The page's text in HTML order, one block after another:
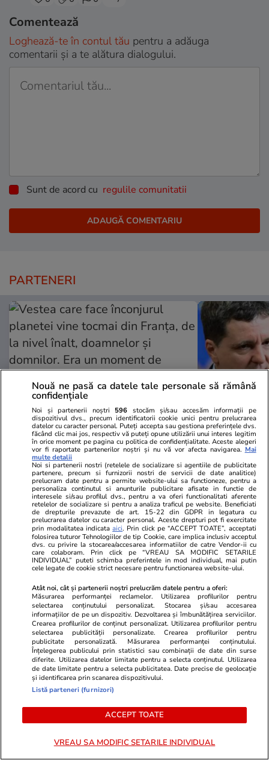
Comentează
Loghează-te în contul tău pentru a adăuga
comentarii și a te alătura dialogului.
Sunt de acord cu regulile comunitatii
PARTENERI
Viva.ro
Vestea care face înconjurul
planetei vine tocmai din Franța,
de la nivel înalt, doamnelor și
domnilor. Era un moment de
liniște în presa de scandal de la
Paris, dar acum ziarele ”fierb” pur
și simplu. După un scandal imens,
Brigitte Macron, Prima Doamnă a
Franței, a făcut anunțul bombă
Unica.ro
Ultima oră /
mesaj
incidentele
perioadă.
purtătoarea
Ministerului
făcut
timp
GSP
Nouă ne pasă ca datele tale personale să rămână
confidențiale
Noi și partenerii noștri 596 stocăm și/sau accesăm informații pe
dispozitivul dvs., precum identificatorii cookie unici pentru prelucrarea
datelor cu caracter personal. Puteți accepta sau gestiona preferințele dvs.
făcând clic mai jos, respectiv vă puteți opune utilizării unui interes legitim
în orice moment pe pagina cu politica de confidențialitate. Aceste alegeri
vor fi raportate partenerilor noștri și nu vă vor afecta navigarea. Mai
multe detalii
Noi si partenerii nostri (retelele de socializare si agentiile de publicitate
partenere, precum si furnizorii nostri de servicii de date analitice)
prelucram date pentru a permite website-ului sa functioneze, pentru a
personaliza continutul si anunturile publicitare afisate in functie de
interesele si/sau profilul dvs., pentru a va oferi functionalitati aferente
retelelor de socializare si pentru a analiza traficul pe website. Beneficiati
de drepturile prevazute de art. 15-22 din GDPR in legatura cu
prelucrarea datelor cu caracter personal. Aceste drepturi pot fi exercitate
prin modalitatea indicataaici. Prin click pe “ACCEPT TOATE”, acceptati
folosirea tuturor Tehnologiilor de tip Cookie, care implica inclusiv acceptul
dvs. cu privire la stocarea/accesarea informatiilor de catre Vendor-ii cu
care colaboram. Prin click pe “VREAU SA MODIFIC SETARILE
INDIVIDUAL” puteti schimba preferintele in mod individual, mai putin
cele legate de cookie strict necesare pentru functionarea website-ului.
Atât noi, cât și partenerii noștri prelucrăm datele pentru a oferi:
Măsurarea performanței reclamelor. Utilizarea profilurilor pentru
selectarea conținutului personalizat. Stocarea și/sau accesarea
informațiilor de pe un dispozitiv. Dezvoltarea și îmbunătățirea serviciilor.
Crearea profilurilor de conținut personalizat. Utilizarea profilurilor pentru
selectarea publicității personalizate. Crearea profilurilor pentru
publicitate personalizată. Măsurarea performanței conținutului.
Înțelegerea publicului prin statistici sau combinații de date din surse
diferite. Utilizarea datelor limitate pentru a selecta conținutul. Utilizarea
de date limitate pentru a selecta publicitatea. Date precise de geolocație
și identificarea prin scanarea dispozitivului.
Listă parteneri (furnizori)
ACCEPT TOATE
VREAU SA MODIFIC SETARILE INDIVIDUAL